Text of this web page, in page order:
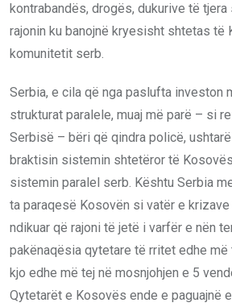
kontrabandës, drogës, dukurive të
rajonin ku banojnë kryesisht shtetas të
komunitetit serb.
Serbia, e cila që nga paslufta investon
strukturat paralele, muaj më parë – si
Serbisë – bëri që qindra policë,
braktisin sistemin shtetëror të
sistemin paralel serb. Kështu Serbia
ta paraqesë Kosovën si vatër e
ndikuar që rajoni të jetë i varfër e nën
pakënaqësia qytetare të rritet edhe më
kjo edhe më tej në mosnjohjen e 5
Qytetarët e Kosovës ende e paguajnë